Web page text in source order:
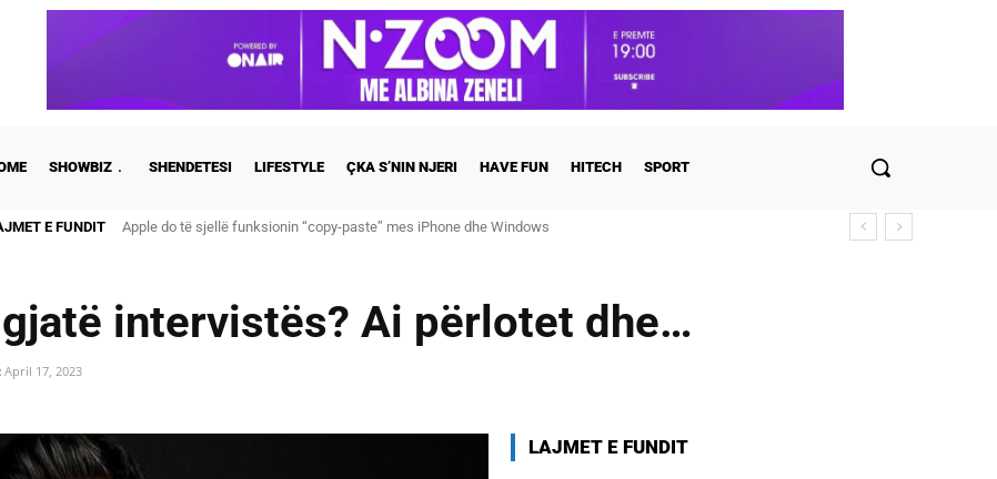
SHOWBIZ SHENDETESI LIFESTYLE ÇKA S’NIN NJERI HAVE FUN HITECH SPORT
E FUNDITApple do të sjellë funksionin “copy-paste” mes iPhone dhe Windows
Cristiano Ronaldo dhe Georgina martohen këtë të shtunë, zbulohen detajet
intervistës? Ai përlotet dhe…
April 17, 2023
LAJMET E FUNDIT